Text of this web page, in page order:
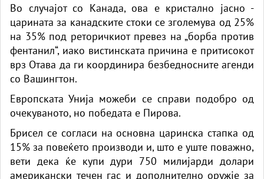
Во случајот со Канада, ова е кристално јасно -
царината за канадските стоки се зголемува од 25%
на 35% под реторичкиот превез на „борба против
фентанил“, иако вистинската причина е притисокот
врз Отава да ги координира безбедносните агенди
со Вашингтон.
Европската Унија можеби се справи подобро од
очекуваното, но победата е Пирова.
Брисел се согласи на основна царинска стапка од
15% за повеќето производи и, што е уште поважно,
вети дека ќе купи дури 750 милијарди долари
американски течен гас и дополнително оружје за